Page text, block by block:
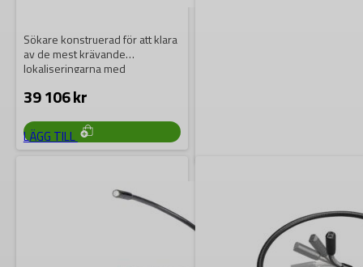
Sökare konstruerad för att klara
av de mest krävande
lokaliseringarna med
beräknas…
39 106kr
LÄGG TILL
Milwaukee AIC2
Inspektionskamera